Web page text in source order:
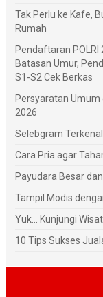
Tak Perlu ke Kafe,
Rumah
Pendaftaran POLRI
Batasan Umur,
S1-S2 Cek Berkas
Persyaratan Umum
2026
Selebgram
Cara Pria agar
Payudara Besar
Tampil Modis
Yuk... Kunjungi
10 Tips Sukses